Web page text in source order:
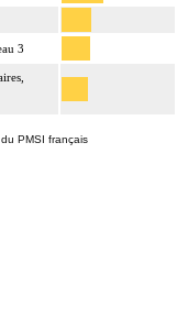
3
PMSI français